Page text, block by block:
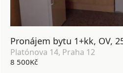
Platónova 14, Praha 12
8 500Kč